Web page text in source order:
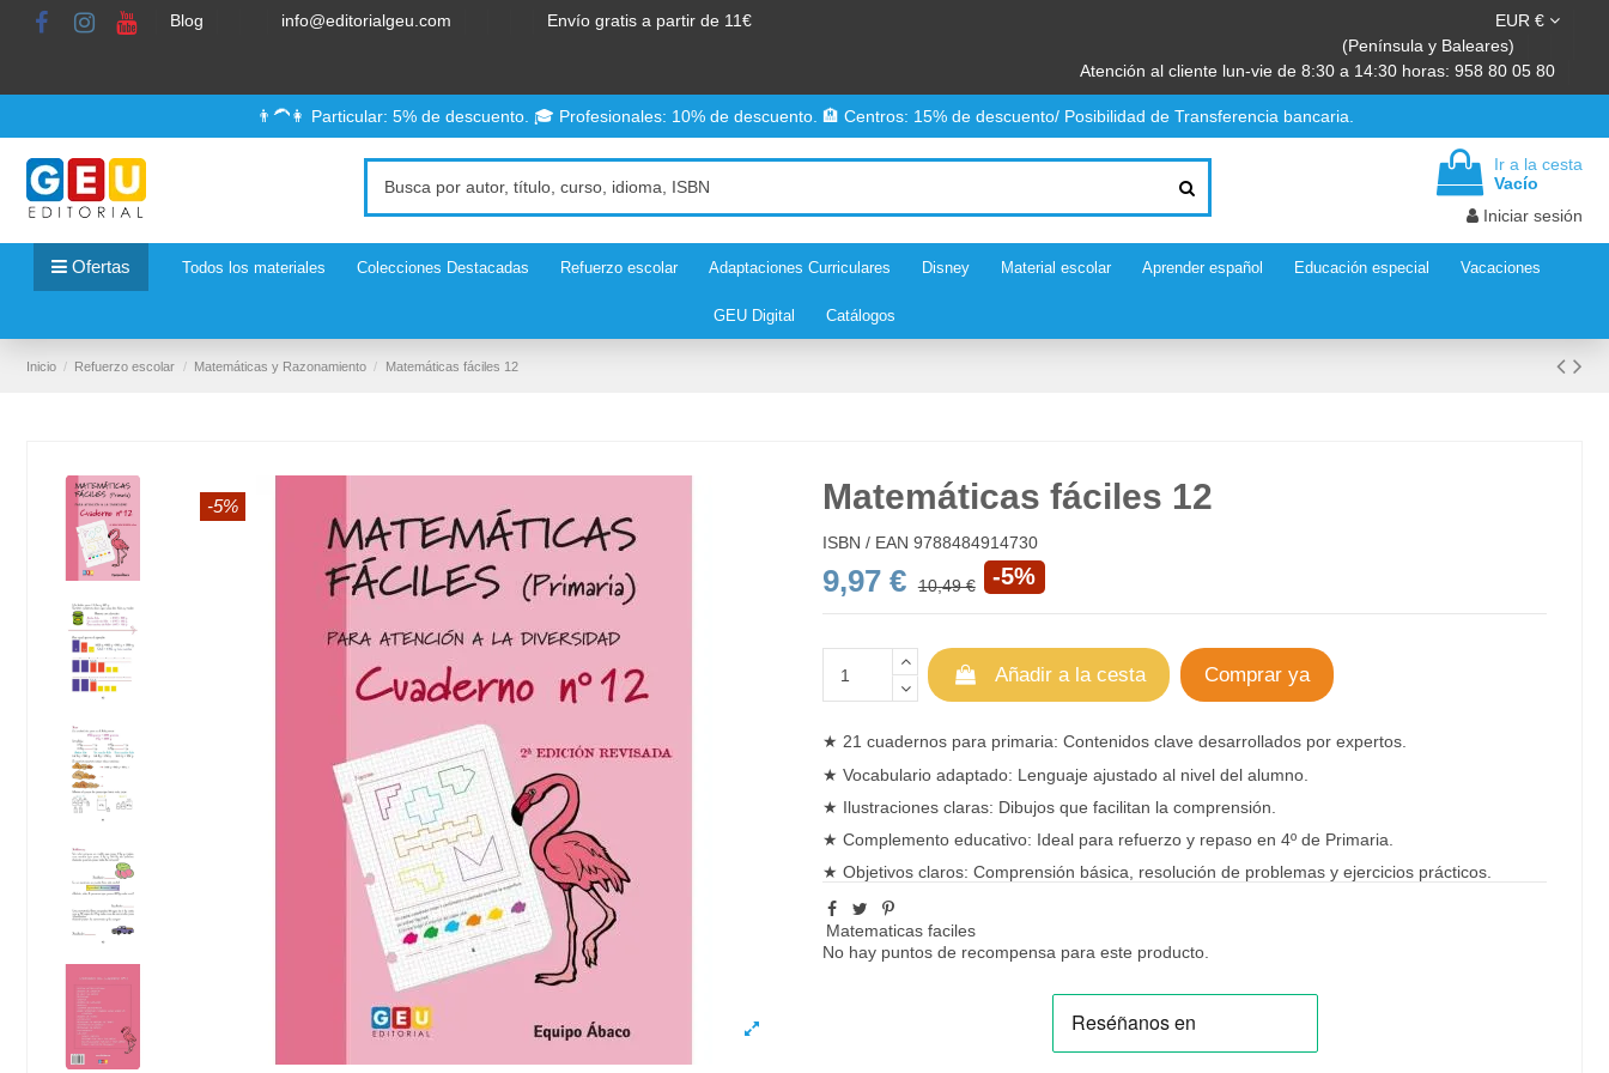
Blog info@editorialgeu.com Envío gratis a partir de 11€
EUR €
(Península y Baleares)
Atención al cliente lun-vie de 8:30 a 14:30 horas: 958 80 05 80
👨‍🦱👩 Particular: 5% de descuento. 🎓 Profesionales: 10% de descuento. 🏨 Centros: 15% de descuento/ Posibilidad de Transferencia bancaria.
Ir a la cesta
Vacío
Iniciar sesión
Ofertas Todos los materiales Colecciones Destacadas Refuerzo escolar Adaptaciones Curriculares Disney Material escolar Aprender español Educación especial Vacaciones
GEU Digital Catálogos
Inicio Refuerzo escolar Matemáticas y Razonamiento Matemáticas fáciles 12
-5% Matemáticas fáciles 12
ISBN / EAN 9788484914730
9,97 € 10,49 € -5%
Añadir a la cesta Comprar ya
★ 21 cuadernos para primaria: Contenidos clave desarrollados por expertos.
★ Vocabulario adaptado: Lenguaje ajustado al nivel del alumno.
★ Ilustraciones claras: Dibujos que facilitan la comprensión.
★ Complemento educativo: Ideal para refuerzo y repaso en 4º de Primaria
★ Objetivos claros: Comprensión básica, resolución de problemas y ejercicios prácticos.
Matematicas faciles
No hay puntos de recompensa para este producto.